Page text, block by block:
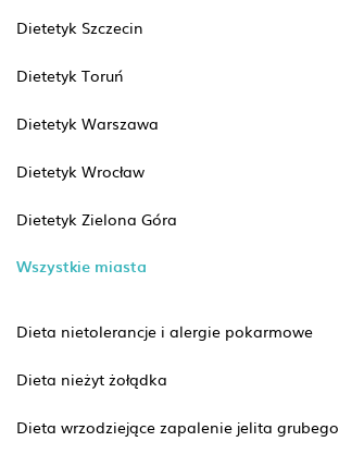
Dietetyk Szczecin
Dietetyk Toruń
Dietetyk Warszawa
Dietetyk Wrocław
Dietetyk Zielona Góra
Wszystkie miasta
Dieta nietolerancje i alergie pokarmowe
Dieta nieżyt żołądka
Dieta wrzodziejące zapalenie jelita grubego